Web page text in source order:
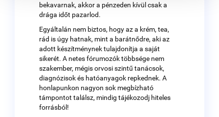
bekavarnak, akkor a pénzeden kívül csak a
drága időt pazarlod.
Egyáltalán nem biztos, hogy az a krém, tea,
rád is úgy hatnak, mint a barátnődre, aki az
adott készítménynek tulajdonítja a saját
sikerét. A netes fórumozók többsége nem
szakember, mégis orvosi szintű tanácsok,
diagnózisok és hatóanyagok repkednek. A
honlapunkon nagyon sok megbízható
támpontot találsz, mindig tájékozodj hiteles
forrásból!